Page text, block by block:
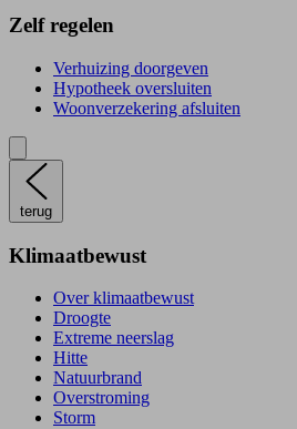
Zelf regelen
Verhuizing doorgeven
Hypotheek oversluiten
Woonverzekering afsluiten
terug
Klimaatbewust
Over klimaatbewust
Droogte
Extreme neerslag
Hitte
Natuurbrand
Overstroming
Storm